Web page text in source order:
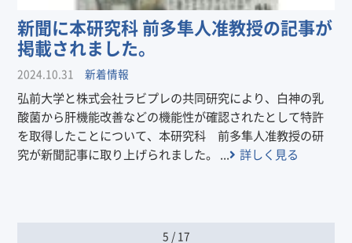
新聞に本研究科 前多隼人准教授の記事が
掲載されました。
2024.10.31新着情報
弘前大学と株式会社ラビプレの共同研究により、白神の乳
酸菌から肝機能改善などの機能性が確認されたとして特許
を取得したことについて、本研究科 前多隼人准教授の研
究が新聞記事に取り上げられました。 ...
詳しく見る
5 / 17